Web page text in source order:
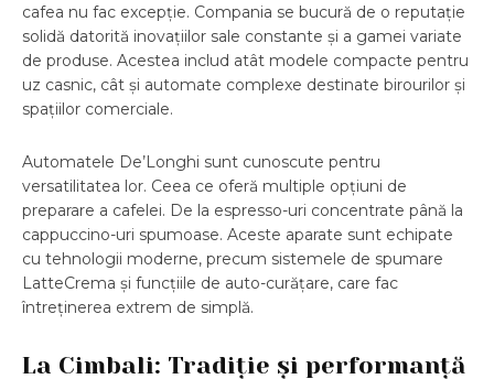
cafea nu fac excepție. Compania se bucură de o reputație
solidă datorită inovațiilor sale constante și a gamei variate
de produse. Acestea includ atât modele compacte pentru
uz casnic, cât și automate complexe destinate birourilor și
spațiilor comerciale.
Automatele De’Longhi sunt cunoscute pentru
versatilitatea lor. Ceea ce oferă multiple opțiuni de
preparare a cafelei. De la espresso-uri concentrate până la
cappuccino-uri spumoase. Aceste aparate sunt echipate
cu tehnologii moderne, precum sistemele de spumare
LatteCrema și funcțiile de auto-curățare, care fac
întreținerea extrem de simplă.
La Cimbali: Tradiție și performanță